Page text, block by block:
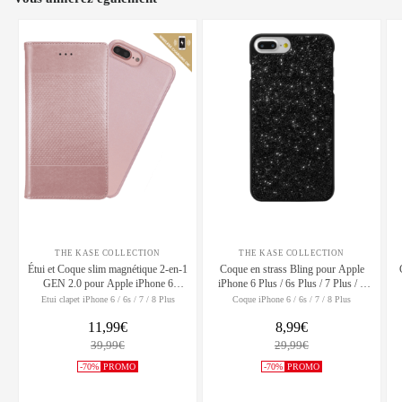
THE KASE COLLECTION
Étui et Coque slim magnétique 2-en-1
GEN 2.0 pour Apple iPhone 6
Plus/6s Plus/7 Plus/8 Plus, Or Rose
Etui clapet iPhone 6 / 6s / 7 / 8 Plus
11,99€
39,99€
-70% PROMO
THE KASE COLLECTION
Coque en strass Bling pour Apple
iPhone 6 Plus / 6s Plus / 7 Plus / 8
Plus, Noir Minuit
Coque iPhone 6 / 6s / 7 / 8 Plus
8,99€
29,99€
-70% PROMO